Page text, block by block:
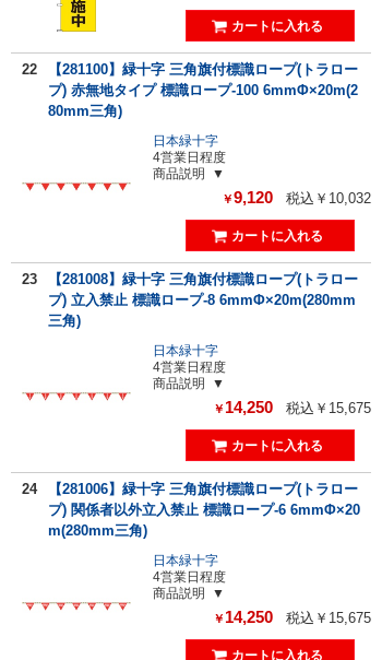
22
【281100】緑十字 三角旗付標識ロープ(トラロー
プ) 赤無地タイプ 標識ロープ-100 6mmΦ×20m(2
80mm三角)
日本緑十字
4営業日程度
商品説明
￥9,120 税込￥10,032
23
【281008】緑十字 三角旗付標識ロープ(トラロー
プ) 立入禁止 標識ロープ-8 6mmΦ×20m(280mm
三角)
日本緑十字
4営業日程度
商品説明
￥ 14,250 税込￥15,675
24
【281006】緑十字 三角旗付標識ロープ(トラロー
プ) 関係者以外立入禁止 標識ロープ-6 6mmΦ×20
m(280mm三角)
日本緑十字
4営業日程度
商品説明
￥ 14,250 税込￥15,675